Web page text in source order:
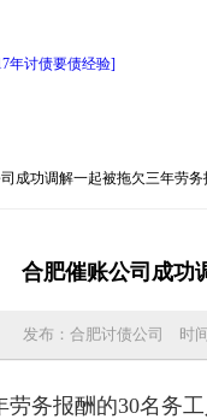
成功调解一起被拖欠三年劳务
合肥催账公司成功
发布：合肥讨债公司 时
务报酬的30名务工